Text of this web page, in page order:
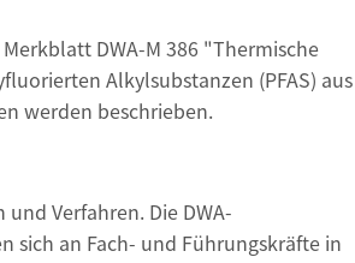
DWA-M 386 "Thermische
Alkylsubstanzen (PFAS) aus
werden beschrieben.
Verfahren. Die DWA-
sich an Fach- und Führungskräfte in